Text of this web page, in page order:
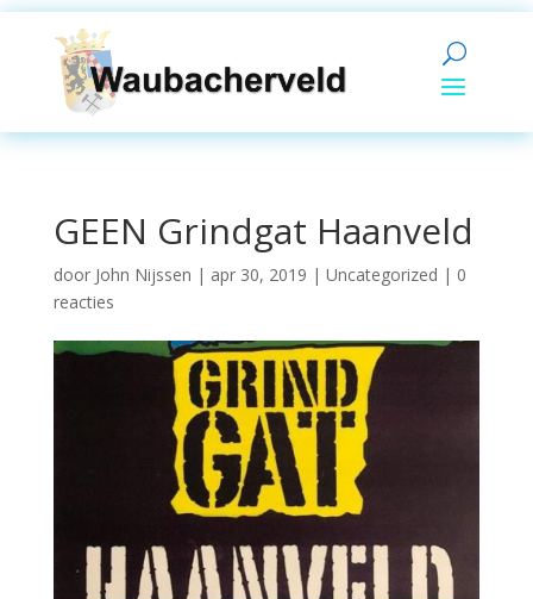
GEEN Grindgat Haanveld
door John Nijssen | apr 30, 2019 | Uncategorized | 0
reacties